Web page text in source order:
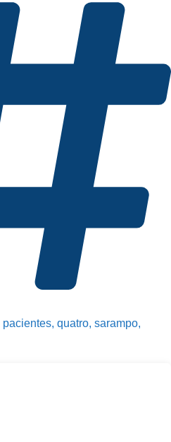
pacientes, quatro, sarampo,